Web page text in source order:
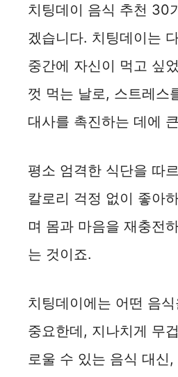
치팅데이 음식 추천 30
겠습니다. 치팅데이는
중간에 자신이 먹고 싶
껏 먹는 날로, 스트레스
대사를 촉진하는 데에
평소 엄격한 식단을 따
칼로리 걱정 없이 좋아
며 몸과 마음을 재충전
는 것이죠.
치팅데이에는 어떤 음
중요한데, 지나치게 무
로울 수 있는 음식 대신